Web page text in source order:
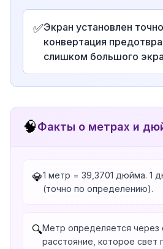
✅Экран установлен
конвертация
слишком большого
🧠Факты о метрах и
💎1 метр = 39,3701 дюйма. 1
(точно по определению).
🔍Метр определяется через
расстояние, которое свет